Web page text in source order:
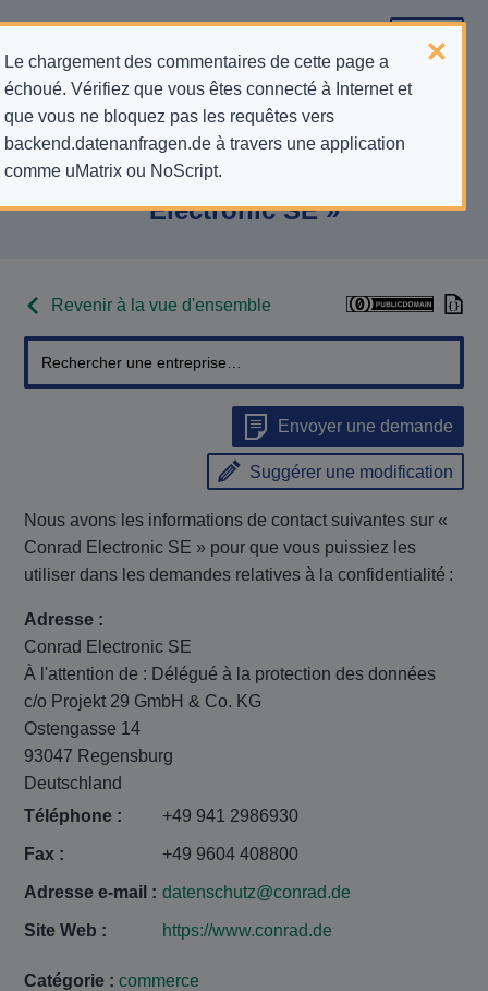
Le chargement des commentaires de cette page a
échoué. Vérifiez que vous êtes connecté à Internet et
que vous ne bloquez pas les requêtes vers
backend.datenanfragen.de à travers une application
comme uMatrix ou NoScript.
Informations de contact pour les
demandes relatives à la protection
de la vie privée pour « Conrad
Electronic SE »
Revenir à la vue d'ensemble
Envoyer une demande
Suggérer une modification
Nous avons les informations de contact suivantes sur «
Conrad Electronic SE » pour que vous puissiez les
utiliser dans les demandes relatives à la confidentialité :
Adresse :
Conrad Electronic SE
À l'attention de : Délégué à la protection des données
c/o Projekt 29 GmbH & Co. KG
Ostengasse 14
93047 Regensburg
Deutschland
Téléphone :
+49 941 2986930
Fax : +49 9604 408800
Adresse e-mail : datenschutz@conrad.de
Site Web : https://www.conrad.de
Catégorie : commerce